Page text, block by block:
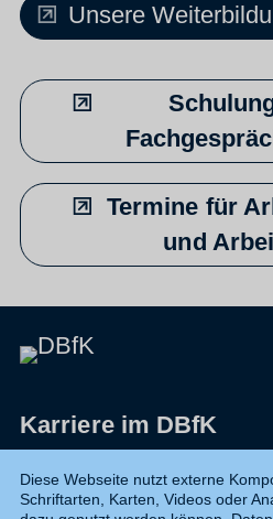
Unsere
Termine für
und
Karriere im DBfK
Datenschutz
Diese Webseite nutzt externe
Schriftarten, Karten, Videos oder